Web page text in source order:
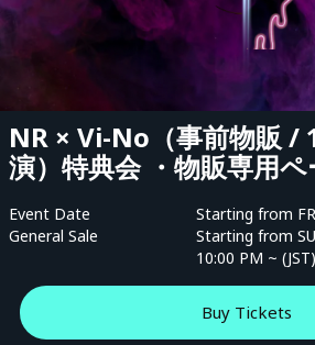
NR × Vi-No（事前物販 /
演）特典会 ・物販専用ペ
Event Date
Starting from
General Sale
Starting from
10:00 PM ~ (JST)
Buy Tickets